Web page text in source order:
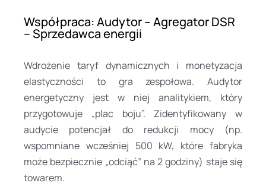
Współpraca: Audytor – Agregator DSR
– Sprzedawca energii
Wdrożenie taryf dynamicznych i monetyzacja
elastyczności to gra zespołowa. Audytor
energetyczny jest w niej analitykiem, który
przygotowuje „plac boju”. Zidentyfikowany w
audycie potencjał do redukcji mocy (np.
wspomniane wcześniej 500 kW, które fabryka
może bezpiecznie „odciąć” na 2 godziny) staje się
towarem.